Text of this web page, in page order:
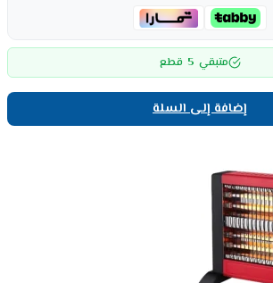
متبقي 5 قطع
إضافة إلى السلة